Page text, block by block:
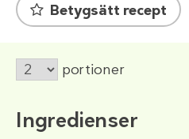
Betygsätt recept
portioner
Ingredienser